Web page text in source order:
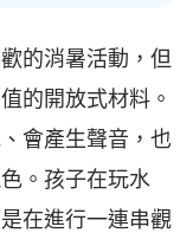
的消暑活動，但
的開放式材料。
會產生聲音，也
。孩子在玩水
在進行一連串觀